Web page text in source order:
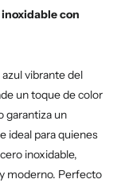
con
vibrante del
un toque de color
garantiza un
ideal para quienes
inoxidable,
moderno. Perfecto